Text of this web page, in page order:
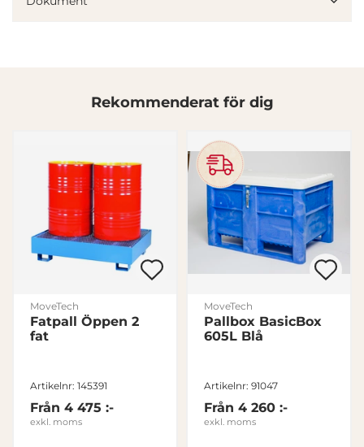
Inställningar
Statistik
Marknadsföring
Visa detaljer
Tillåt alla
Tillåt urval
Rekommenderat för dig
MoveTech
Fatpall Öppen 2
fat
Artikelnr: 145391
Från 4 475 :-
exkl. moms
MoveTech
Pallbox BasicBox
605L Blå
Artikelnr: 91047
Från 4 260 :-
exkl. moms